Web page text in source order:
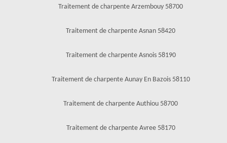
Traitement de charpente Arzembouy 58700
Traitement de charpente Asnan 58420
Traitement de charpente Asnois 58190
Traitement de charpente Aunay En Bazois 58110
Traitement de charpente Authiou 58700
Traitement de charpente Avree 58170